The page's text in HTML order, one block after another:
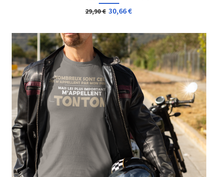
T-SHIRT JE SUIS UNE...
24,90 € 19,90 €